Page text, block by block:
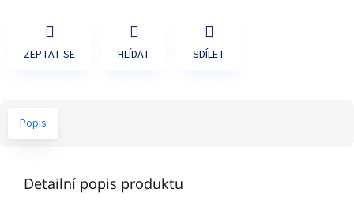
ZEPTAT SE HLÍDAT SDÍLET
Popis
Detailní popis produktu